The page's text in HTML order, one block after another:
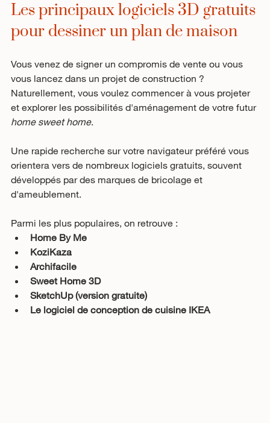
Les principaux logiciels 3D gratuits
pour dessiner un plan de maison
Vous venez de signer un compromis de vente ou vous
vous lancez dans un projet de construction ?
Naturellement, vous voulez commencer à vous projeter
et explorer les possibilités d'aménagement de votre futur
home sweet home.
Une rapide recherche sur votre navigateur préféré vous
orientera vers de nombreux logiciels gratuits, souvent
développés par des marques de bricolage et
d'ameublement.
Parmi les plus populaires, on retrouve :
Home By Me
KoziKaza
Archifacile
Sweet Home 3D
SketchUp (version gratuite)
Le logiciel de conception de cuisine IKEA